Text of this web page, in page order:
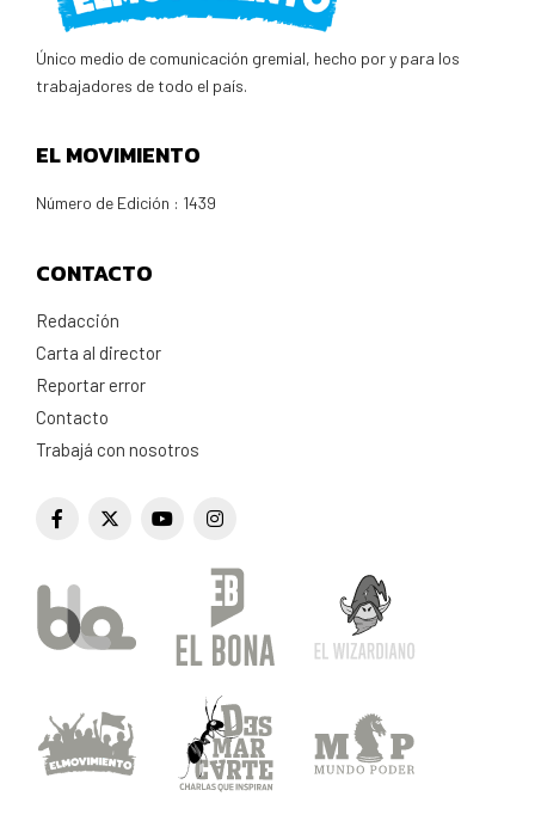
Único medio de comunicación gremial, hecho por y para los
trabajadores de todo el país.
EL MOVIMIENTO
Número de Edición : 1439
CONTACTO
Redacción
Carta al director
Reportar error
Contacto
Trabajá con nosotros